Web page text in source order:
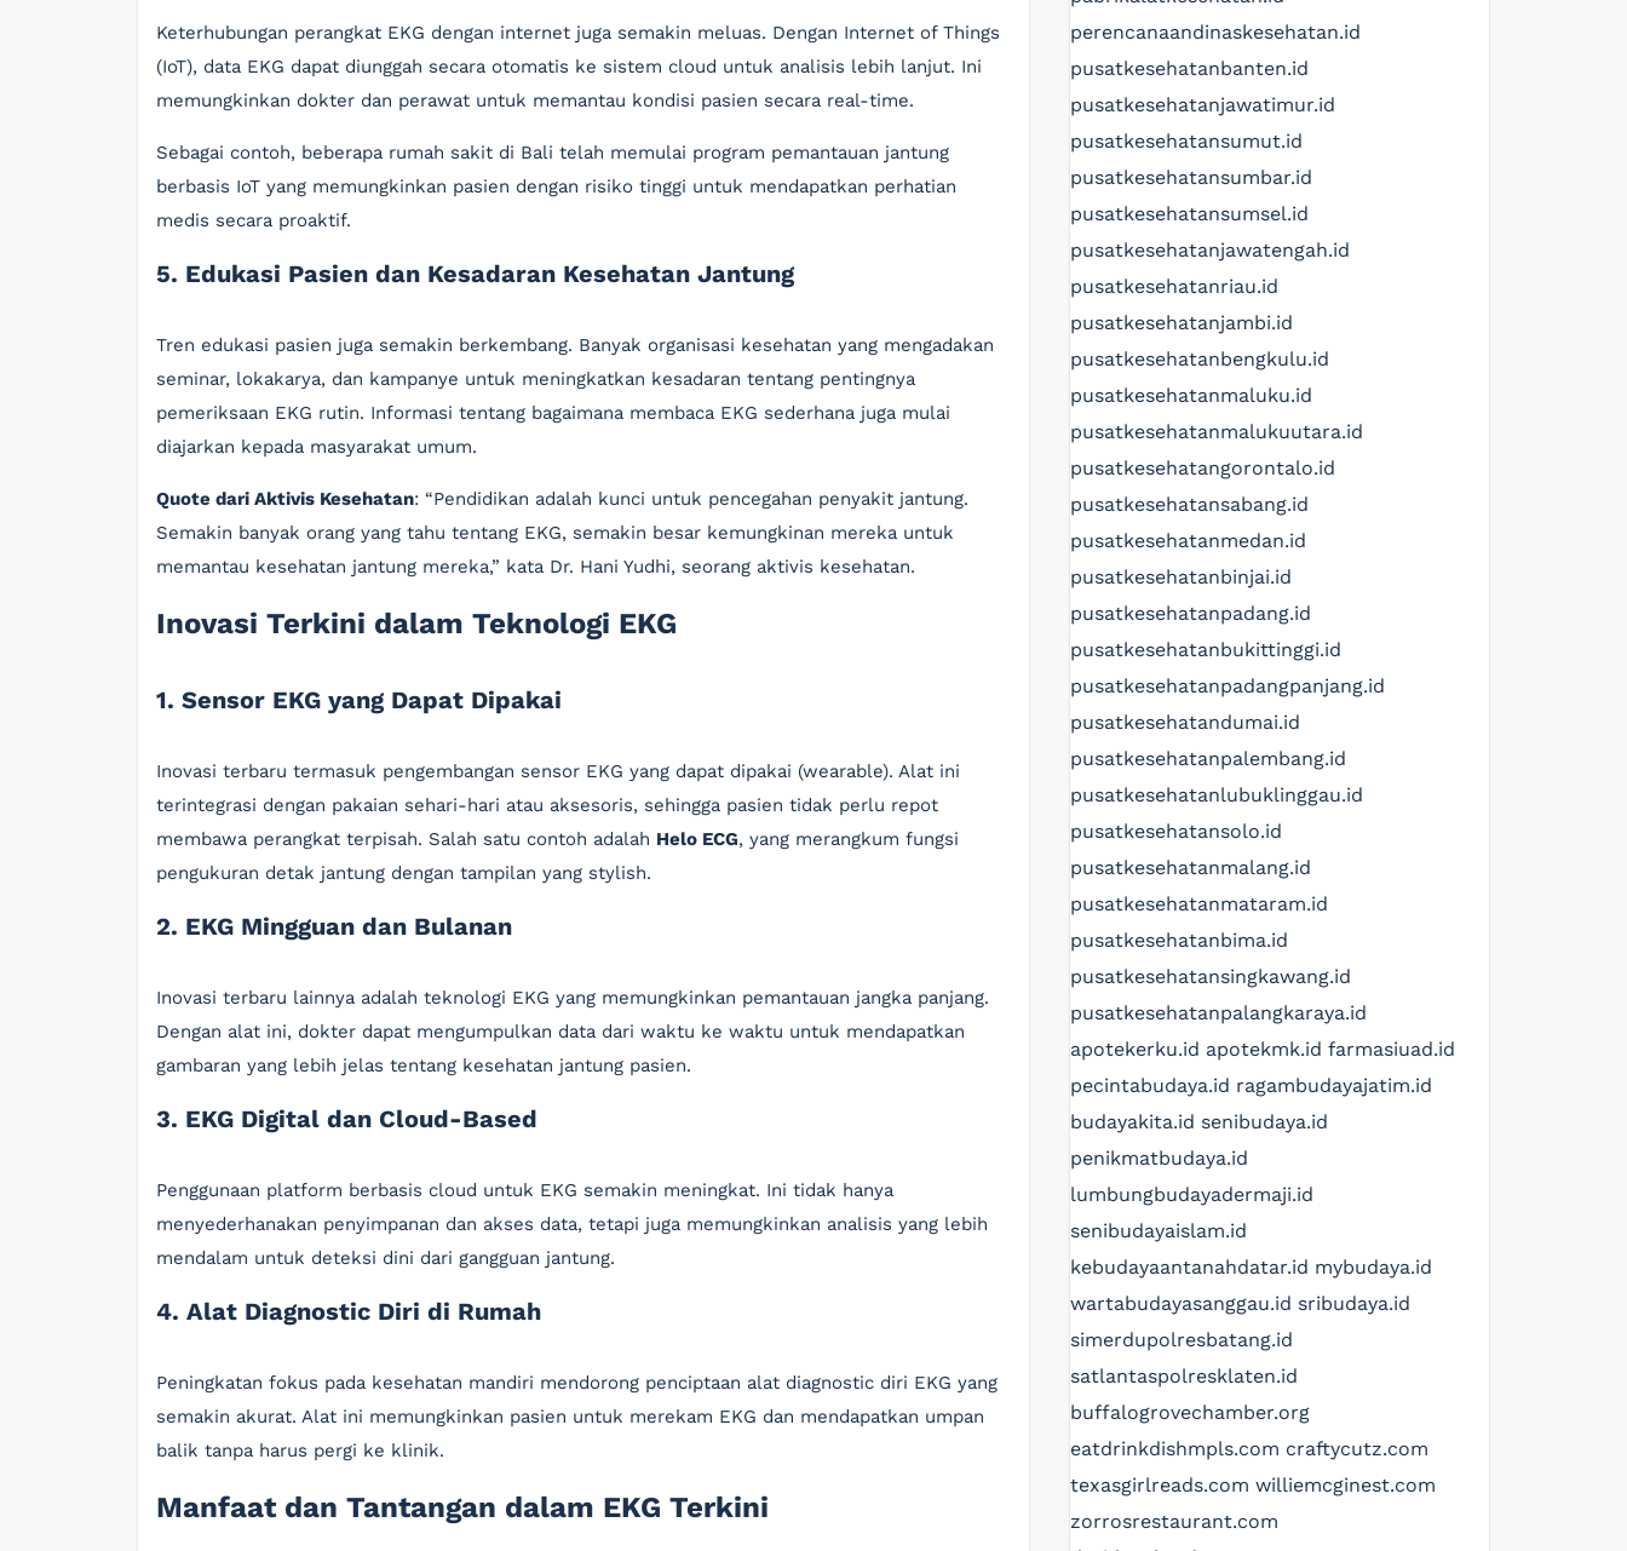
Keterhubungan perangkat EKG dengan internet juga semakin meluas. Dengan Internet of Things
(IoT), data EKG dapat diunggah secara otomatis ke sistem cloud untuk analisis lebih lanjut. Ini
memungkinkan dokter dan perawat untuk memantau kondisi pasien secara real-time.
Sebagai contoh, beberapa rumah sakit di Bali telah memulai program pemantauan jantung
berbasis IoT yang memungkinkan pasien dengan risiko tinggi untuk mendapatkan perhatian
medis secara proaktif.
5. Edukasi Pasien dan Kesadaran Kesehatan Jantung
Tren edukasi pasien juga semakin berkembang. Banyak organisasi kesehatan yang mengadakan
seminar, lokakarya, dan kampanye untuk meningkatkan kesadaran tentang pentingnya
pemeriksaan EKG rutin. Informasi tentang bagaimana membaca EKG sederhana juga mulai
diajarkan kepada masyarakat umum.
Quote dari Aktivis Kesehatan: “Pendidikan adalah kunci untuk pencegahan penyakit jantung.
Semakin banyak orang yang tahu tentang EKG, semakin besar kemungkinan mereka untuk
memantau kesehatan jantung mereka,” kata Dr. Hani Yudhi, seorang aktivis kesehatan.
Inovasi Terkini dalam Teknologi EKG
1. Sensor EKG yang Dapat Dipakai
Inovasi terbaru termasuk pengembangan sensor EKG yang dapat dipakai (wearable). Alat ini
terintegrasi dengan pakaian sehari-hari atau aksesoris, sehingga pasien tidak perlu repot
membawa perangkat terpisah. Salah satu contoh adalah Helo ECG, yang merangkum fungsi
pengukuran detak jantung dengan tampilan yang stylish.
2. EKG Mingguan dan Bulanan
Inovasi terbaru lainnya adalah teknologi EKG yang memungkinkan pemantauan jangka panjang.
Dengan alat ini, dokter dapat mengumpulkan data dari waktu ke waktu untuk mendapatkan
gambaran yang lebih jelas tentang kesehatan jantung pasien.
3. EKG Digital dan Cloud-Based
Penggunaan platform berbasis cloud untuk EKG semakin meningkat. Ini tidak hanya
menyederhanakan penyimpanan dan akses data, tetapi juga memungkinkan analisis yang lebih
mendalam untuk deteksi dini dari gangguan jantung.
4. Alat Diagnostic Diri di Rumah
Peningkatan fokus pada kesehatan mandiri mendorong penciptaan alat diagnostic diri EKG yang
semakin akurat. Alat ini memungkinkan pasien untuk merekam EKG dan mendapatkan umpan
balik tanpa harus pergi ke klinik.
Manfaat dan Tantangan dalam EKG Terkini
perencanaandinaskesehatan.id
pusatkesehatanbanten.id
pusatkesehatanjawatimur.id
pusatkesehatansumut.id
pusatkesehatansumbar.id
pusatkesehatansumsel.id
pusatkesehatanjawatengah.id
pusatkesehatanriau.id
pusatkesehatanjambi.id
pusatkesehatanbengkulu.id
pusatkesehatanmaluku.id
pusatkesehatanmalukuutara.id
pusatkesehatangorontalo.id
pusatkesehatansabang.id
pusatkesehatanmedan.id
pusatkesehatanbinjai.id
pusatkesehatanpadang.id
pusatkesehatanbukittinggi.id
pusatkesehatanpadangpanjang.id
pusatkesehatandumai.id
pusatkesehatanpalembang.id
pusatkesehatanlubuklinggau.id
pusatkesehatansolo.id
pusatkesehatanmalang.id
pusatkesehatanmataram.id
pusatkesehatanbima.id
pusatkesehatansingkawang.id
pusatkesehatanpalangkaraya.id
apotekerku.id apotekmk.id farmasiuad.id
pecintabudaya.id ragambudayajatim.id
budayakita.id senibudaya.id
penikmatbudaya.id
lumbungbudayadermaji.id
senibudayaislam.id
kebudayaantanahdatar.id mybudaya.id
wartabudayasanggau.id sribudaya.id
simerdupolresbatang.id
satlantaspolresklaten.id
buffalogrovechamber.org
eatdrinkdishmpls.com craftycutz.com
texasgirlreads.com williemcginest.com
zorrosrestaurant.com